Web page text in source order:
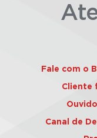
Fale com o
Cliente
Canal de